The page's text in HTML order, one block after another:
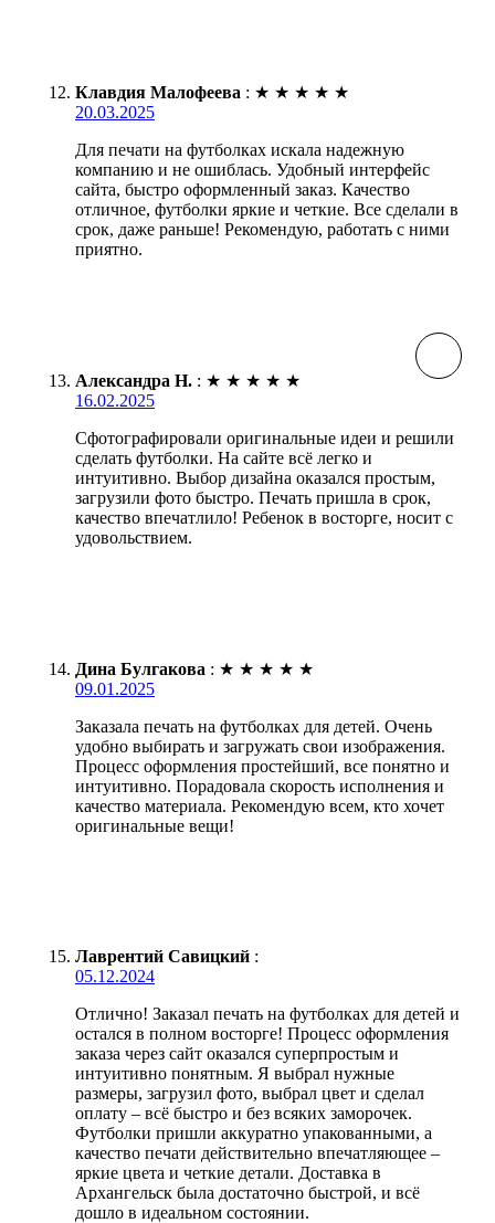
Клавдия Малофеева : ★ ★ ★ ★ ★
20.03.2025
Для печати на футболках искала надежную
компанию и не ошиблась. Удобный интерфейс
сайта, быстро оформленный заказ. Качество
отличное, футболки яркие и четкие. Все сделали в
срок, даже раньше! Рекомендую, работать с ними
приятно.
Александра Н. : ★ ★ ★ ★ ★
16.02.2025
Сфотографировали оригинальные идеи и решили
сделать футболки. На сайте всё легко и
интуитивно. Выбор дизайна оказался простым,
загрузили фото быстро. Печать пришла в срок,
качество впечатлило! Ребенок в восторге, носит с
удовольствием.
Дина Булгакова : ★ ★ ★ ★ ★
09.01.2025
Заказала печать на футболках для детей. Очень
удобно выбирать и загружать свои изображения.
Процесс оформления простейший, все понятно и
интуитивно. Порадовала скорость исполнения и
качество материала. Рекомендую всем, кто хочет
оригинальные вещи!
Лаврентий Савицкий :
05.12.2024
Отлично! Заказал печать на футболках для детей и
остался в полном восторге! Процесс оформления
заказа через сайт оказался суперпростым и
интуитивно понятным. Я выбрал нужные
размеры, загрузил фото, выбрал цвет и сделал
оплату – всё быстро и без всяких заморочек.
Футболки пришли аккуратно упакованными, а
качество печати действительно впечатляющее –
яркие цвета и четкие детали. Доставка в
Архангельск была достаточно быстрой, и всё
дошло в идеальном состоянии.